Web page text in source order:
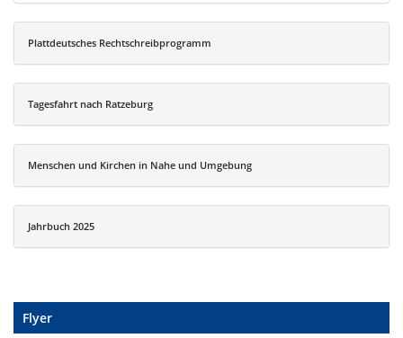
Plattdeutsches Rechtschreibprogramm
Tagesfahrt nach Ratzeburg
Menschen und Kirchen in Nahe und Umgebung
Jahrbuch 2025
Flyer